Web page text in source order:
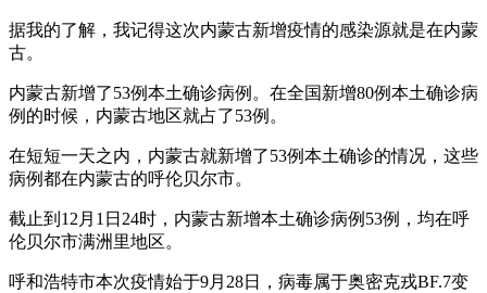
据我的了解，我记得这次内蒙古新增疫情的感染源就是在内蒙
古。
内蒙古新增了53例本土确诊病例。在全国新增80例本土确诊病
例的时候，内蒙古地区就占了53例。
在短短一天之内，内蒙古就新增了53例本土确诊的情况，这些
病例都在内蒙古的呼伦贝尔市。
截止到12月1日24时，内蒙古新增本土确诊病例53例，均在呼
伦贝尔市满洲里地区。
呼和浩特市本次疫情始于9月28日，病毒属于奥密克戎BF.7变